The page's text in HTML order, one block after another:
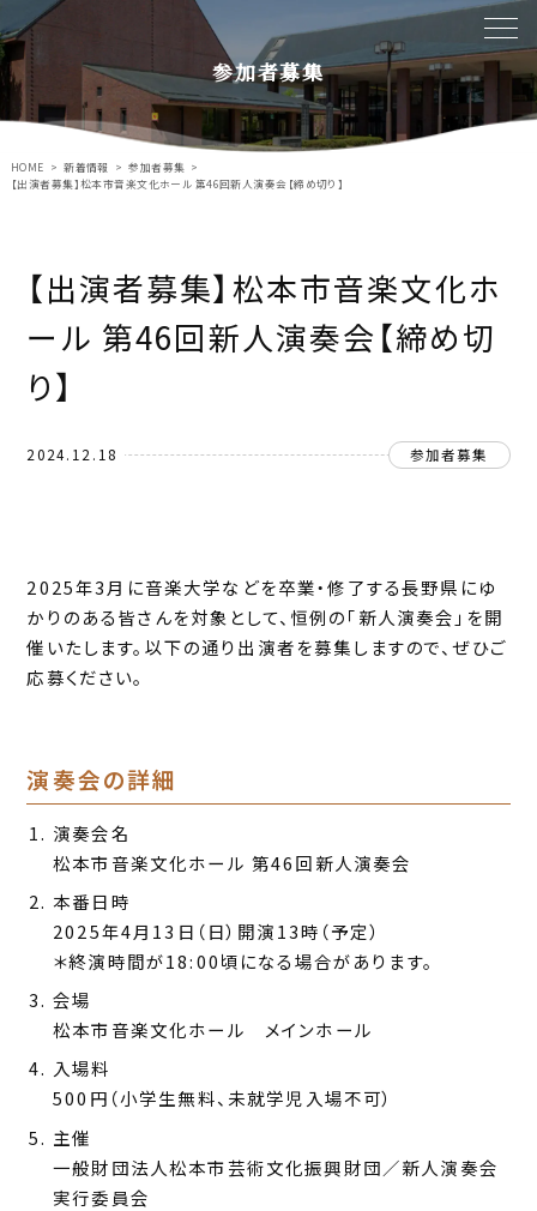
参加者募集
HOME 新着情報
参加者募集
【出演者募集】松本市音楽文化ホール 第46回新人演奏会【締め切り】
【出演者募集】松本市音楽文化ホ
ール 第46回新人演奏会【締め切
り】
2024.12.18 参加者募集
2025年3月に音楽大学などを卒業・修了する長野県にゆ
かりのある皆さんを対象として、恒例の「新人演奏会」を開
催いたします。以下の通り出演者を募集しますので、ぜひご
応募ください。
演奏会の詳細
演奏会名
松本市音楽文化ホール 第46回新人演奏会
本番日時
2025年4月13日（日）開演13時（予定）
＊終演時間が18:00頃になる場合があります。
会場
松本市音楽文化ホール メインホール
入場料
500円（小学生無料、未就学児入場不可）
主催
一般財団法人松本市芸術文化振興財団／新人演奏会
実行委員会